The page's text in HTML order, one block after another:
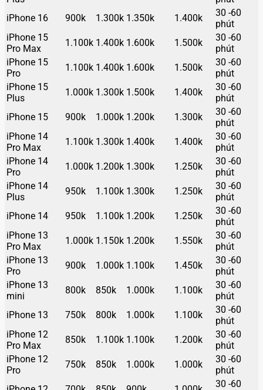
iPhone 16
900k 1.300k 1.350k 1.400k
30 -60
phút
iPhone 15
Pro Max
1.100k 1.400k 1.600k 1.500k
30 -60
phút
iPhone 15
Pro
1.100k 1.400k 1.600k 1.500k
30 -60
phút
iPhone 15
Plus
1.000k 1.300k 1.500k 1.400k
30 -60
phút
iPhone 15
900k 1.000k 1.200k 1.300k
30 -60
phút
iPhone 14
Pro Max
1.100k 1.300k 1.400k 1.400k
30 -60
phút
iPhone 14
Pro
1.000k 1.200k 1.300k 1.250k
30 -60
phút
iPhone 14
Plus
950k 1.100k 1.300k 1.250k
30 -60
phút
iPhone 14
950k 1.100k 1.200k 1.250k
30 -60
phút
iPhone 13
Pro Max
1.000k 1.150k 1.200k 1.550k
30 -60
phút
iPhone 13
Pro
900k 1.000k 1.100k 1.450k
30 -60
phút
iPhone 13
mini
800k 850k 1.000k 1.100k
30 -60
phút
iPhone 13
750k 800k 1.000k 1.100k
30 -60
phút
iPhone 12
Pro Max
850k 1.100k 1.100k 1.200k
30 -60
phút
iPhone 12
Pro
750k 850k 1.000k 1.000k
30 -60
phút
30 -60